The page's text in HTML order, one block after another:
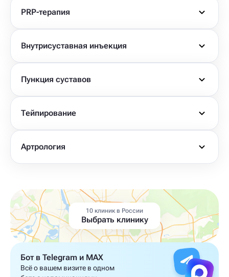
PRP-терапия
Внутрисуставная инъекция
Пункция суставов
Тейпирование
Артрология
10 клиник в России
Выбрать клинику
Бот в Telegram и MAX
Всё о вашем визите в одном